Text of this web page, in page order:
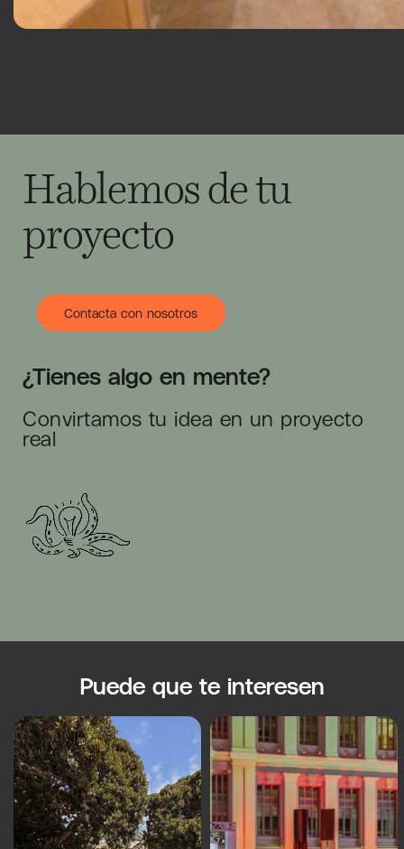
Hablemos de tu
proyecto
Contacta con nosotros
¿Tienes algo en mente?
Convirtamos tu idea en un proyecto
real
Puede que te interesen